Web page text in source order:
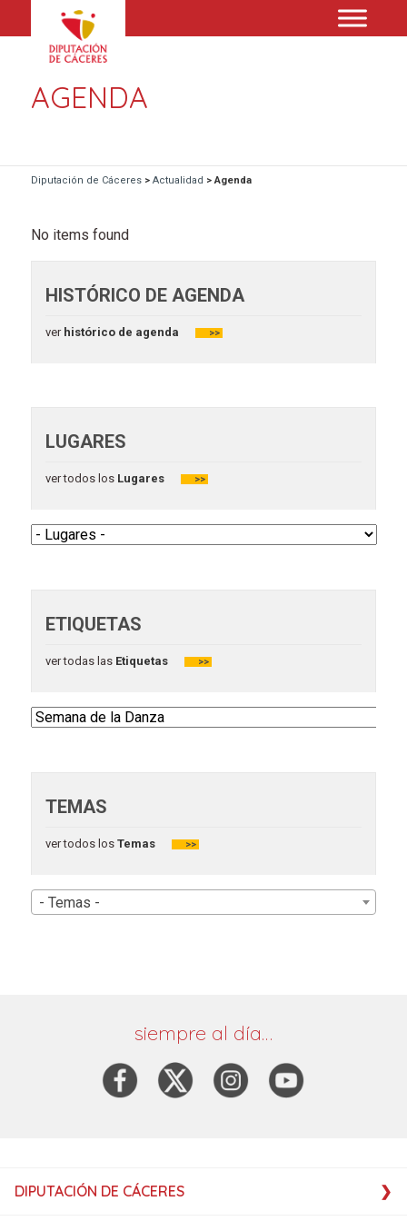
AGENDA
Diputación de Cáceres> Actualidad >Agenda
No items found
HISTÓRICO DE AGENDA
verhistórico de agenda >>
LUGARES
ver todos losLugares >>
ETIQUETAS
ver todas las Etiquetas >>
TEMAS
ver todos los Temas >>
- Temas -
siempre al día…
DIPUTACIÓN DE CÁCERES